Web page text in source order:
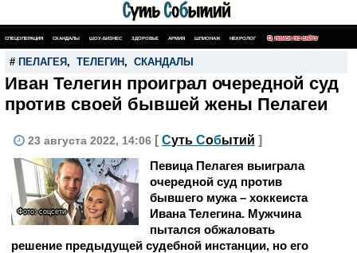
СПЕЦОПЕРАЦИЯ СКАНДАЛЫ ШОУ-БИЗНЕС ЗДОРОВЬЕ АРМИЯ ШПИОНАЖ НЕКРОЛОГ ПОИСК ПО САЙТУ
# ПЕЛАГЕЯ , ТЕЛЕГИН , СКАНДАЛЫ
Иван Телегин проиграл очередной суд
против своей бывшей жены Пелагеи
23 августа 2022, 14:06 [ Суть Событий ]
Фото: соцсети
Певица Пелагея выиграла
очередной суд против
бывшего мужа – хоккеиста
Ивана Телегина. Мужчина
пытался обжаловать
решение предыдущей судебной инстанции, но его